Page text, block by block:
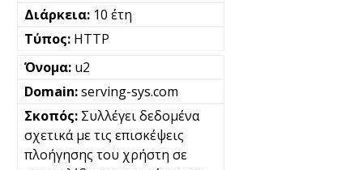
10 έτη
HTTP
u2
serving-sys.com
Συλλέγει δεδομένα
σχετικά με τις επισκέψεις
πλοήγησης του χρήστη σε